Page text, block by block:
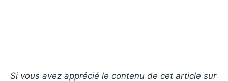
Si vous avez apprécié le contenu de cet article sur